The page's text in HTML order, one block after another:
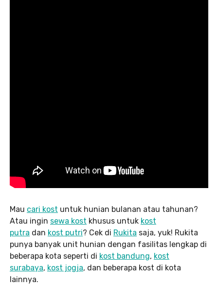
Mau cari kost untuk hunian bulanan atau tahunan?
Atau ingin sewa kost khusus untuk kost
putra dan kost putri? Cek di Rukita saja, yuk! Rukita
punya banyak unit hunian dengan fasilitas lengkap di
beberapa kota seperti di kost bandung, kost
surabaya, kost jogja, dan beberapa kost di kota
lainnya.